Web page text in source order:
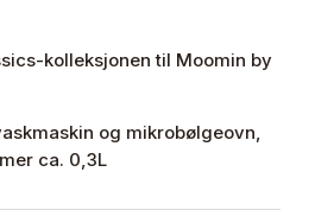
kolleksjonen til Moomin by
og mikrobølgeovn,
ca. 0,3L